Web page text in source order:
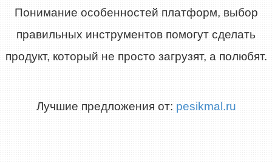
Понимание особенностей платформ, выбор
правильных инструментов помогут сделать
продукт, который не просто загрузят, а полюбят.
Лучшие предложения от: pesikmal.ru